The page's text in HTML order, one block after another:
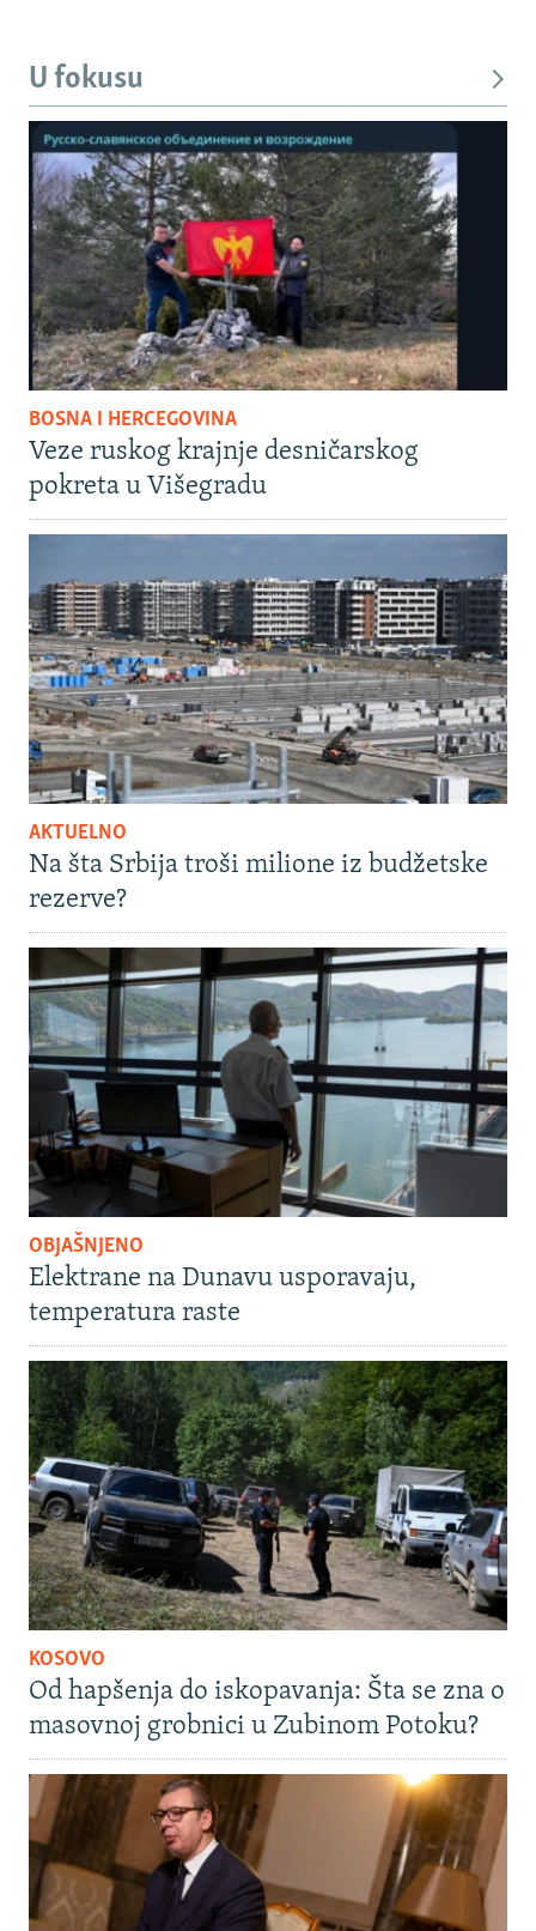
U fokusu
BOSNA I HERCEGOVINA
Veze ruskog krajnje desničarskog
pokreta u Višegradu
AKTUELNO
Na šta Srbija troši milione iz budžetske
rezerve?
OBJAŠNJENO
Elektrane na Dunavu usporavaju,
temperatura raste
KOSOVO
Od hapšenja do iskopavanja: Šta se zna o
masovnoj grobnici u Zubinom Potoku?